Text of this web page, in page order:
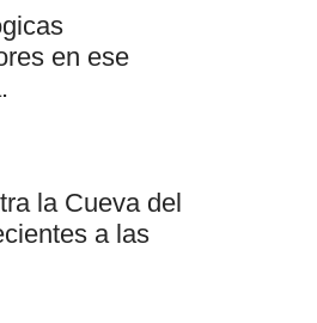
en ese
la Cueva del
a las